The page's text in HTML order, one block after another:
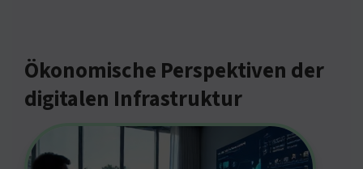
Ökonomische Perspektiven der
digitalen Infrastruktur